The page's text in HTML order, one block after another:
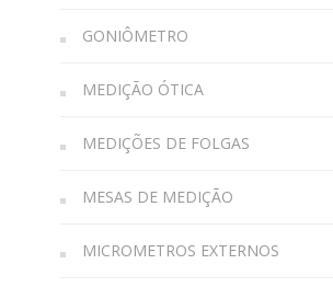
GONIÔMETRO
MEDIÇÃO ÓTICA
MEDIÇÕES DE FOLGAS
MESAS DE MEDIÇÃO
MICROMETROS EXTERNOS